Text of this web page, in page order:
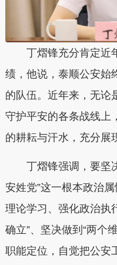
丁熠锋充分肯定近
绩，他说，泰顺公安始
的队伍。近年来，无论
守护平安的各条战线上
的耕耘与汗水，充分展
丁熠锋强调，要坚
安姓党”这一根本政治
理论学习、强化政治执
确立”、坚决做到“两个
职能定位，自觉把公安